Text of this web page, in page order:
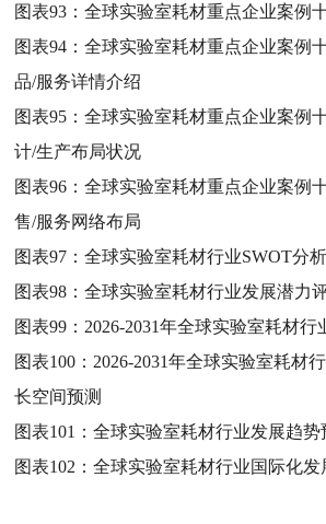
图表93：全球实验室耗材重点企业案例
图表94：全球实验室耗材重点企业案例
品/服务详情介绍
图表95：全球实验室耗材重点企业案例
计/生产布局状况
图表96：全球实验室耗材重点企业案例
售/服务网络布局
图表97：全球实验室耗材行业SWOT分析
图表98：全球实验室耗材行业发展潜力
图表99： 2026-2031年全球实验室耗材行
图表100： 2026-2031年全球实验室耗材
长空间预测
图表101：全球实验室耗材行业发展趋势
图表102：全球实验室耗材行业国际化发